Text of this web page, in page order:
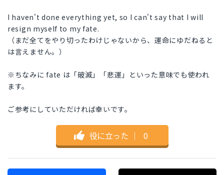
I haven't done everything yet, so I can't say that I will
resign myself to my fate.
（まだ全てをやり切ったわけじゃないから、運命にゆだねると
は言えません。）
※ちなみに fate は「破滅」「悲運」といった意味でも使われ
ます。
ご参考にしていただければ幸いです。
役に立った ｜ 0